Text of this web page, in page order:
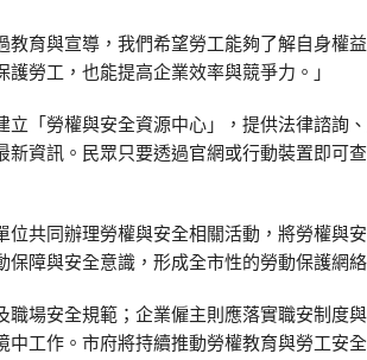
育與宣導，我們希望勞工能夠了解自身權
勞工，也能提高企業效率與競爭力。」
「勞權與安全資源中心」，提供法律諮詢
資訊。民眾只要透過官網或行動裝置即可
共同辦理勞權與安全相關活動，將勞權與
障與安全意識，形成全市性的勞動保護網絡
場安全規範；企業僱主則應落實職安制度
工作。市府將持續推動勞權教育與勞工安